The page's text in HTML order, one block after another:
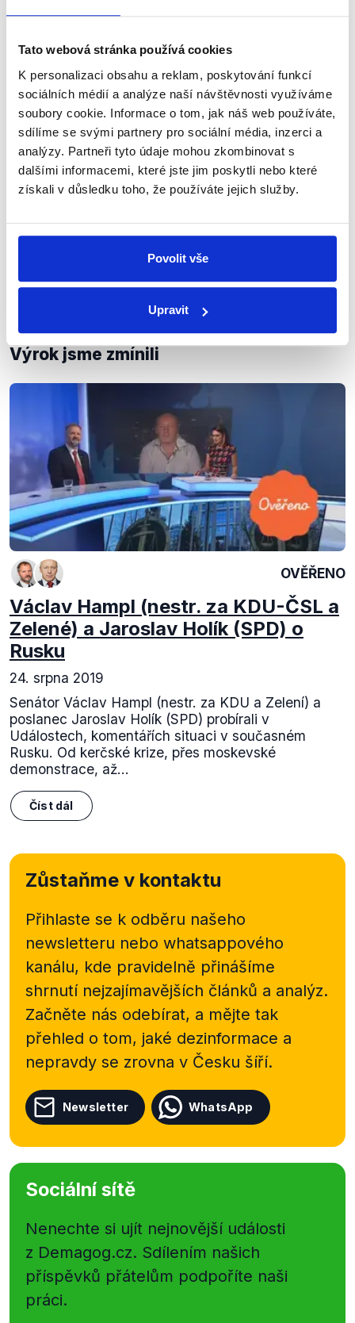
Tato webová stránka používá cookies
K personalizaci obsahu a reklam, poskytování funkcí
sociálních médií a analýze naší návštěvnosti využíváme
soubory cookie. Informace o tom, jak náš web používáte,
sdílíme se svými partnery pro sociální média, inzerci a
analýzy. Partneři tyto údaje mohou zkombinovat s
dalšími informacemi, které jste jim poskytli nebo které
získali v důsledku toho, že používáte jejich služby.
Povolit vše
Upravit
nejedná se tak o jeho území. Rezoluci na podporu
shromáždění OSN. Anexi Krymupovažujeza
protiprávní také Evropská unie, která v reakci
postupnězavedlaomezující opatření vůči Rusku,
například diplomatická omezení či hospodářské sankce.
Ruská federace odůvodnila obsazení ukrajinských lodí
narušením svých teritoriálních vod. Podle
právo ale Krym patří stále Ukrajině. Dle mezinárodního
práva by tedy moře v okolí Krymu skutečně mělo
Incident v Kerčském průlivu také přehledně shrnuje i
Výrok jsme zmínili
OVĚŘENO
Václav Hampl (nestr. za KDU-ČSL a
Zelené) a Jaroslav Holík (SPD) o
Rusku
24. srpna 2019
Senátor Václav Hampl (nestr. za KDU a Zelení) a
poslanec Jaroslav Holík (SPD) probírali v
Událostech, komentářích situaci v současném
Rusku. Od kerčské krize, přes moskevské
demonstrace, až...
Číst dál
Zůstaňme v kontaktu
Přihlaste se k odběru našeho
newsletteru nebo whatsappového
kanálu, kde pravidelně přinášíme
shrnutí nejzajímavějších článků a analýz.
Začněte nás odebírat, a mějte tak
přehled o tom, jaké dezinformace a
nepravdy se zrovna v Česku šíří.
Newsletter WhatsApp
Sociální sítě
Nenechte si ujít nejnovější události
z Demagog.cz. Sdílením našich
příspěvků přátelům podpoříte naši
práci.